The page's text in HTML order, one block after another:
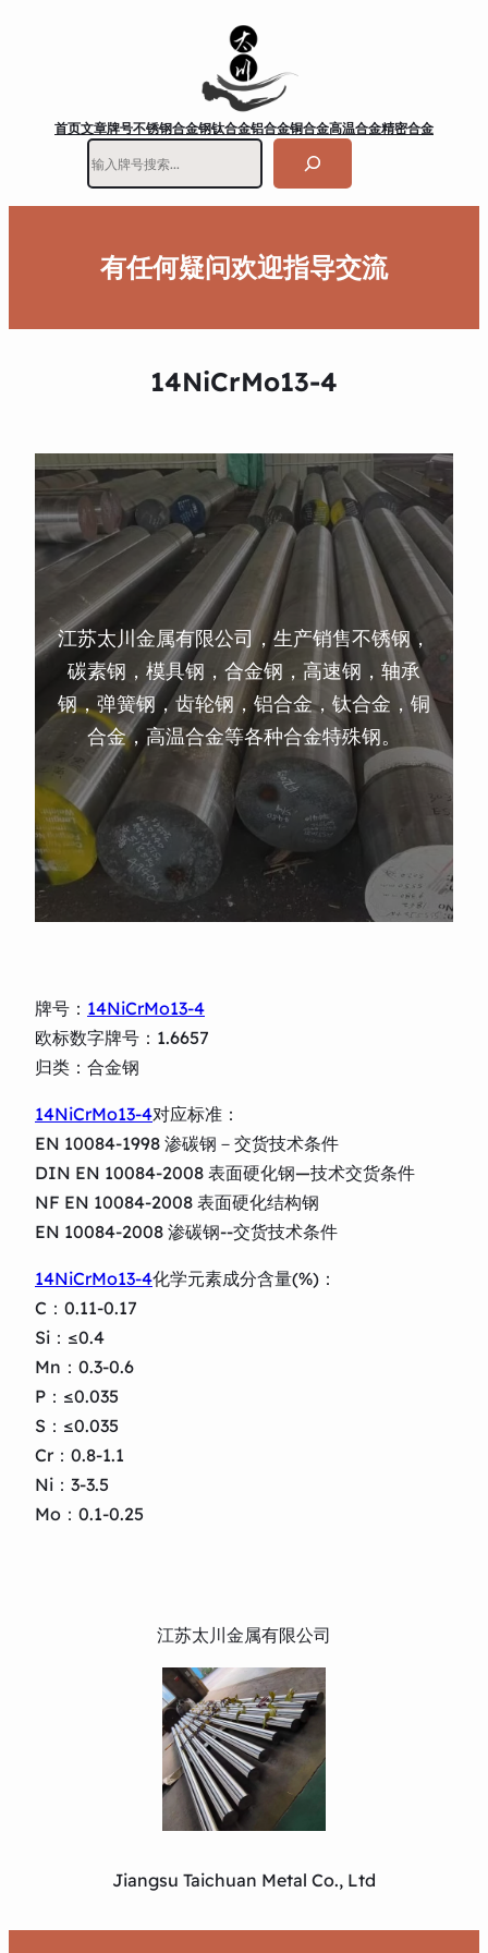
首页文章牌号不锈钢合金钢钛合金铝合金铜合金高温合金精密合金
有任何疑问欢迎指导交流
14NiCrMo13-4
江苏太川金属有限公司，生产销售不锈钢，
碳素钢，模具钢，合金钢，高速钢，轴承
钢，弹簧钢，齿轮钢，铝合金，钛合金，铜
合金，高温合金等各种合金特殊钢。
牌号： 14NiCrMo13-4
欧标数字牌号：1.6657
归类：合金钢
14NiCrMo13-4对应标准：
EN 10084-1998 渗碳钢－交货技术条件
DIN EN 10084-2008 表面硬化钢—技术交货条件
NF EN 10084-2008 表面硬化结构钢
EN 10084-2008 渗碳钢--交货技术条件
14NiCrMo13-4化学元素成分含量(%)：
C：0.11-0.17
Si：≤0.4
Mn：0.3-0.6
P：≤0.035
S：≤0.035
Cr：0.8-1.1
Ni：3-3.5
Mo：0.1-0.25
江苏太川金属有限公司
Jiangsu Taichuan Metal Co., Ltd